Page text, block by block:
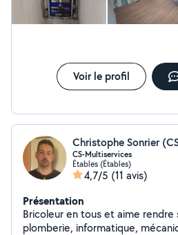
Voir le profil
Christophe Sonrier
CS-Multiservices
Étables (Étables)
4,7/5 (11 avis)
Présentation
Bricoleur en tous et aime
plomberie, informatique,